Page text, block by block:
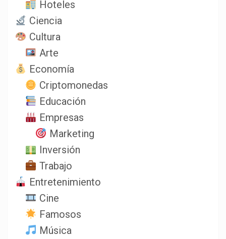
Hoteles
Ciencia
Cultura
Arte
Economía
Criptomonedas
Educación
Empresas
Marketing
Inversión
Trabajo
Entretenimiento
Cine
Famosos
Música